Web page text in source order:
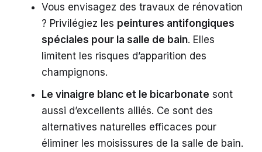
Vous envisagez des travaux de rénovation
? Privilégiez les peintures antifongiques
spéciales pour la salle de bain. Elles
limitent les risques d’apparition des
champignons.
Le vinaigre blanc et le bicarbonate sont
aussi d’excellents alliés. Ce sont des
alternatives naturelles efficaces pour
éliminer les moisissures de la salle de bain.